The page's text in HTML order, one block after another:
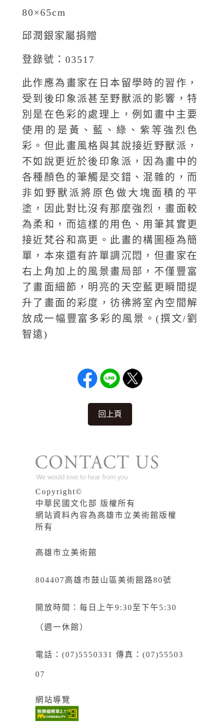
80×65cm
邱潤銀家屬捐贈
登錄號：03517
此作應為畫家在日本留學時的習作，
受到後印象派甚至野獸派的影響，特
別是在色彩的處理上，例如畫中主要
使用的是黃、藍、綠、紫等強烈色
彩。但此畫風格與其說接近野獸派，
不如說更近於後印象派，因為畫中的
各種顏色的筆觸是交錯、混雜的，而
非如野獸派將原色做大塊面積的平
塗，因此對比沒有那麼強烈，畫面較
為柔和，而這樣的用色、用筆其實更
接近梵谷和高更。此畫的構圖極為簡
單，本來還有許單調沉悶，但畫家在
右上角加上的風景畫局部，不僅豐富
了畫面細節，明亮的天空藍更瞬間提
升了畫面的彩度，彷彿將室內空間解
放成一幅豐富多彩的風景。(撰文/劉
智遠)
回上頁
Copyright©
中華民國文化部 版權所有
網站資料內容為高雄市立美術館版權
所有
高雄市立美術館
804407高雄市鼓山區美術館路80號
開放時間：每日上午9:30至下午5:30
（週一休館）
電話：(07)5550331 傳真：(07)55503
07
網站導覽